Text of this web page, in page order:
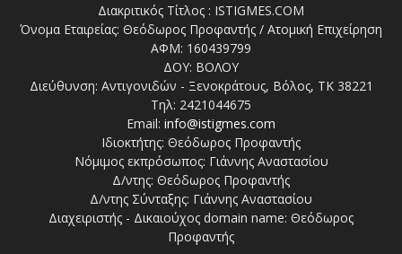
Διακριτικός Τίτλος : ISTIGMES.COM
Όνομα Εταιρείας: Θεόδωρος Προφαντής / Ατομική Επιχείρηση
ΑΦΜ: 160439799
ΔΟΥ: ΒΟΛΟΥ
Διεύθυνση: Αντιγονιδών - Ξενοκράτους, Βόλος, ΤΚ 38221
Τηλ: 2421044675
Email: info@istigmes.com
Ιδιοκτήτης: Θεόδωρος Προφαντής
Νόμιμος εκπρόσωπος: Γιάννης Αναστασίου
Δ/ντης: Θεόδωρος Προφαντής
Δ/ντης Σύνταξης: Γιάννης Αναστασίου
Διαχειριστής - Δικαιούχος domain name: Θεόδωρος
Προφαντής